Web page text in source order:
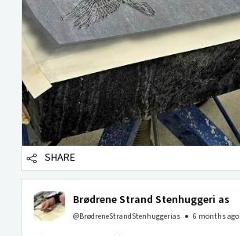
SHARE
Brødrene Strand Stenhuggeri as
@BrødreneStrandStenhuggerias 6 months ago